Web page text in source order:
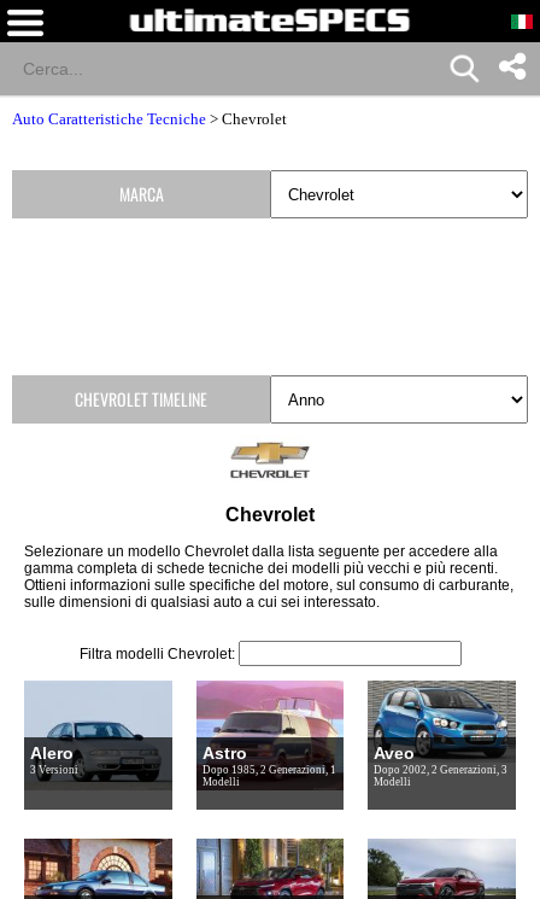
Auto Caratteristiche Tecniche > Chevrolet
Chevrolet
Selezionare un modello Chevrolet dalla lista seguente per accedere alla
gamma completa di schede tecniche dei modelli più vecchi e più recenti.
Ottieni informazioni sulle specifiche del motore, sul consumo di carburante,
sulle dimensioni di qualsiasi auto a cui sei interessato.
Filtra modelli Chevrolet:
Alero
3 Versioni
Astro
Dopo 1985, 2 Generazioni, 1
Modelli
Aveo
Dopo 2002, 2 Generazioni, 3
Modelli
MARCA
CHEVROLET TIMELINE